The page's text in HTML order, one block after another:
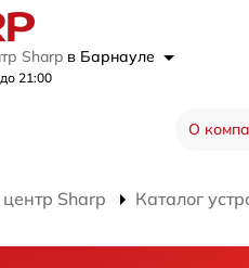
Sharp в Барнауле
21:00
О
Sharp Каталог